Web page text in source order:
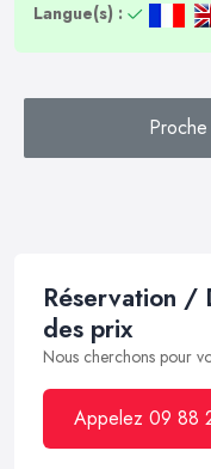
Langue(s) :
Réservation /
des prix
Nous cherchons pour
Appelez 09 88